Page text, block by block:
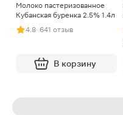
Молоко пастеризованное
Кубанская буренка 2.5% 1.4л
4.8· 641 отзыв
В корзину